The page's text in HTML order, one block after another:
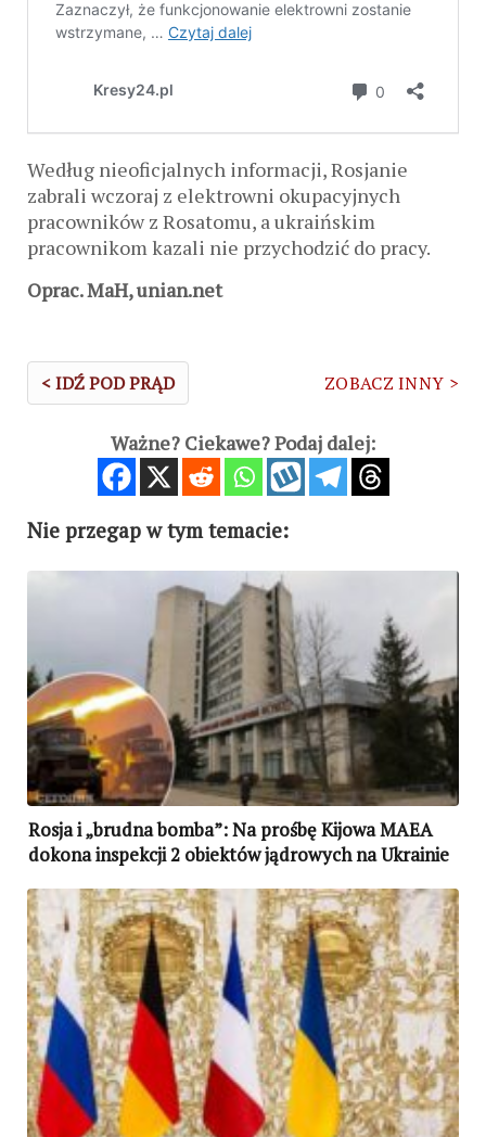
Według nieoficjalnych informacji, Rosjanie
zabrali wczoraj z elektrowni okupacyjnych
pracowników z Rosatomu, a ukraińskim
pracownikom kazali nie przychodzić do pracy.
Oprac. MaH, unian.net
< IDŹ POD PRĄD ZOBACZ INNY >
Ważne? Ciekawe? Podaj dalej:
Nie przegap w tym temacie:
Rosja i „brudna bomba”: Na prośbę Kijowa MAEA
dokona inspekcji 2 obiektów jądrowych na Ukrainie